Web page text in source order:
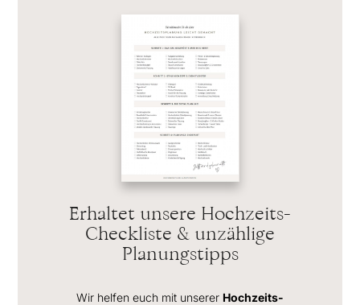
Erhaltet unsere Hochzeits-
Checkliste & unzählige
Planungstipps
Wir helfen euch mit unserer Hochzeits-